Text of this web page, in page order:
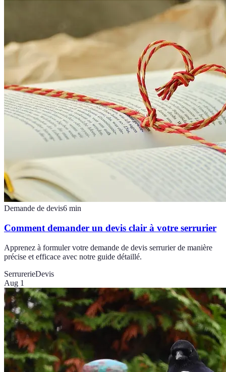
Demande de devis6 min
Comment demander un devis clair à votre serrurier
Apprenez à formuler votre demande de devis serrurier de manière
précise et efficace avec notre guide détaillé.
SerrurerieDevis
Aug 1